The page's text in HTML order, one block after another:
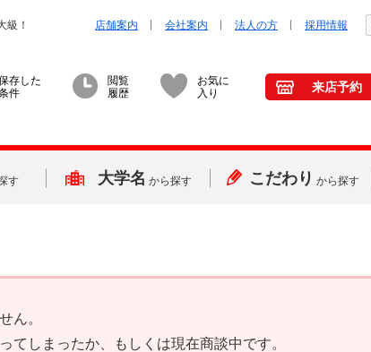
級！ 店舗案内 会社案内 法人の方 採用情報
存した
件
閲覧
履歴
お気に
入り
来店予約
す 大学名 から探す こだわり から探す
ん。
てしまったか、もしくは現在商談中です。